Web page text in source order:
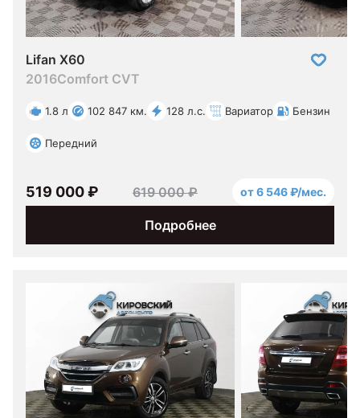
Lifan X60
2016Comfort CVT
1.8 л 102 847 км. 128 л.с. Вариатор Бензин
Передний
Подробнее
519 000 ₽ 619 000 ₽ от 6 546 ₽/мес.